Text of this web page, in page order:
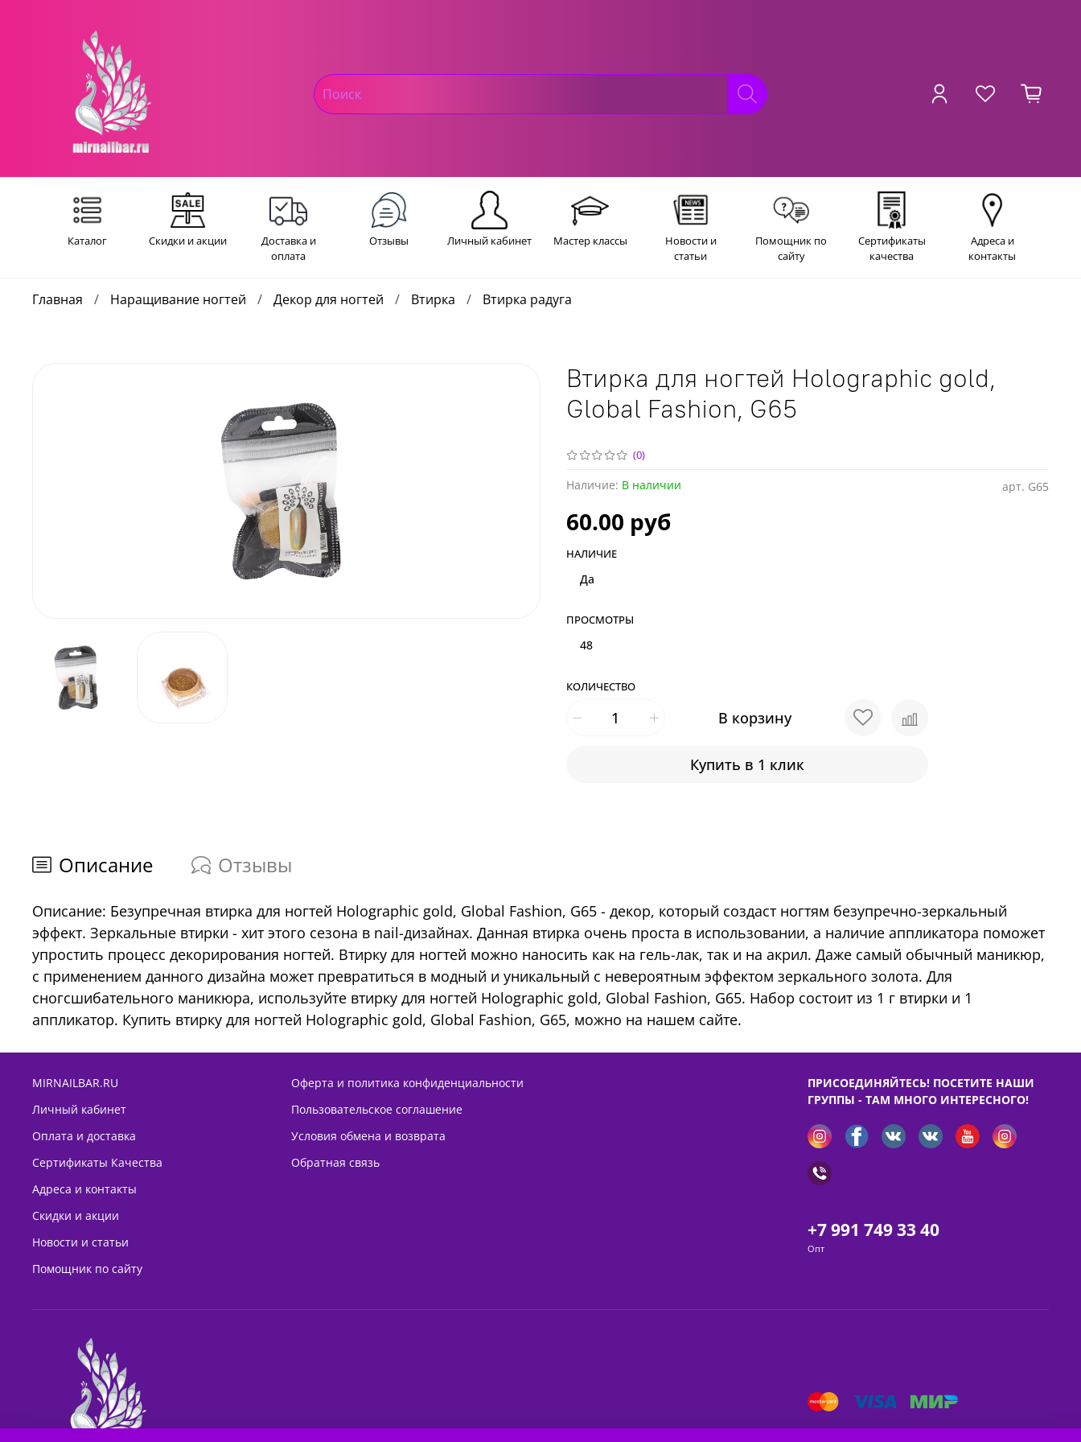
Каталог Скидки и акции
Доставка и
оплата
Отзывы Личный кабинет Мастер классы
Новости и
статьи
Помощник по
сайту
Сертификаты
качества
Адреса и
контакты
Главная Наращивание ногтей Декор для ногтей Втирка Втирка радуга
(0)
арт. G65
Наличие: В наличии
Втирка для ногтей Holographic gold,
Global Fashion, G65
60.00 руб
КОЛИЧЕСТВО
В корзину
Купить в 1 клик
НАЛИЧИЕ
Да
ПРОСМОТРЫ
48
Описание Отзывы
Описание: Безупречная втирка для ногтей Holographic gold, Global Fashion, G65 - декор, который создаст ногтям безупречно-зеркальный
эффект. Зеркальные втирки - хит этого сезона в nail-дизайнах. Данная втирка очень проста в использовании, а наличие аппликатора поможет
упростить процесс декорирования ногтей. Втирку для ногтей можно наносить как на гель-лак, так и на акрил. Даже самый обычный маникюр,
с применением данного дизайна может превратиться в модный и уникальный с невероятным эффектом зеркального золота. Для
сногсшибательного маникюра, используйте втирку для ногтей Holographic gold, Global Fashion, G65. Набор состоит из 1 г втирки и 1
аппликатор. Купить втирку для ногтей Holographic gold, Global Fashion, G65, можно на нашем сайте.
MIRNAILBAR.RU
Личный кабинет
Оплата и доставка
Сертификаты Качества
Адреса и контакты
Скидки и акции
Новости и статьи
Помощник по сайту
Оферта и политика конфиденциальности
Пользовательское соглашение
Условия обмена и возврата
Обратная связь
ПРИСОЕДИНЯЙТЕСЬ! ПОСЕТИТЕ НАШИ
ГРУППЫ - ТАМ МНОГО ИНТЕРЕСНОГО!
+7 991 749 33 40
Опт